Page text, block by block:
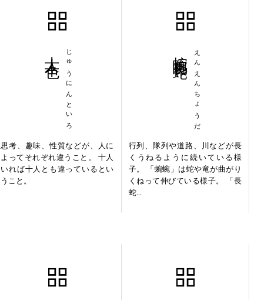
じゅうにんといろ
思考、趣味、性質などが、人に
よってそれぞれ違うこと。 十人
いれば十人とも違っているとい
うこと。
えんえんちょうだ
行列、隊列や道路、川などが長
くうねるように続いている様
子。 「蜿蜿」は蛇や竜が曲がり
くねって伸びている様子。 「長
蛇...